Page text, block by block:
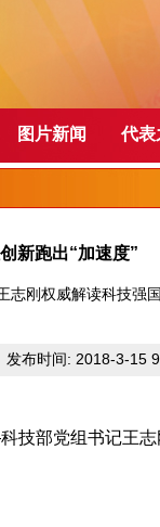
图片新闻 代表
新跑出“加速度”
刚权威解读科技强
时间: 2018-3-15
部党组书记王志